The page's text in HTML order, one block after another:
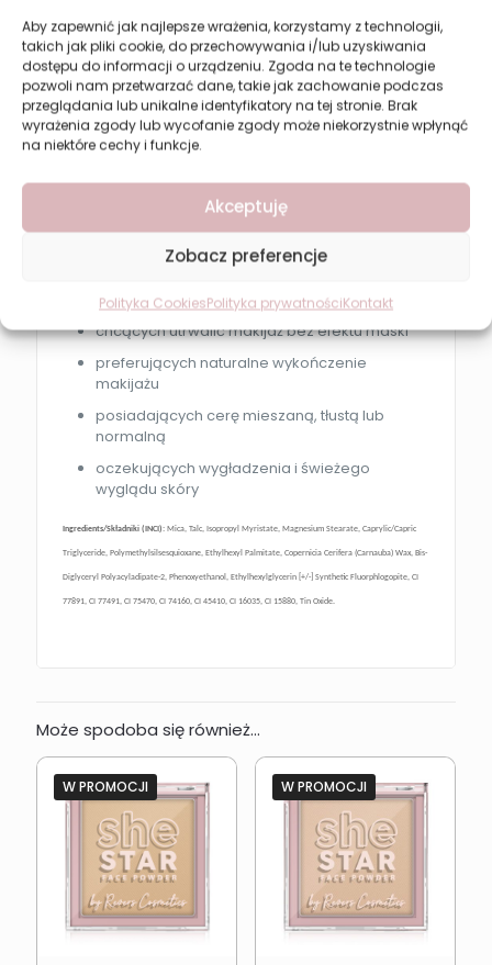
Aby zapewnić jak najlepsze wrażenia, korzystamy z technologii,
takich jak pliki cookie, do przechowywania i/lub uzyskiwania
dostępu do informacji o urządzeniu. Zgoda na te technologie
pozwoli nam przetwarzać dane, takie jak zachowanie podczas
przeglądania lub unikalne identyfikatory na tej stronie. Brak
wyrażenia zgody lub wycofanie zgody może niekorzystnie wpłynąć
na niektóre cechy i funkcje.
Akceptuję
Zobacz preferencje
Polityka CookiesPolityka prywatnościKontakt
Nałóż puder pędzlem na całą twarz jako
ostatni etap makijażu.
Aplikuj punktowo w strefie T lub pod oczami
dla dodatkowego wygładzenia.
Produkt możesz stosować również do
poprawek makijażu w ciągu dnia.
Dla kogo jest ten produkt?
szukających lekkiego pudru matującego
chcących utrwalić makijaż bez efektu maski
preferujących naturalne wykończenie
makijażu
posiadających cerę mieszaną, tłustą lub
normalną
oczekujących wygładzenia i świeżego
wyglądu skóry
Ingredients/Składniki (INCI):Mica, Talc, Isopropyl Myristate, Magnesium Stearate, Caprylic/Capric
Triglyceride, Polymethylsilsesquioxane, Ethylhexyl Palmitate, Copernicia Cerifera (Carnauba) Wax, Bis-
Diglyceryl Polyacyladipate-2, Phenoxyethanol, Ethylhexylglycerin [+/-] Synthetic Fluorphlogopite, CI
77891, CI 77491, CI 75470, CI 74160, CI 45410, CI 16035, CI 15880, Tin Oxide.
Może spodoba się również…
W PROMOCJI W PROMOCJI